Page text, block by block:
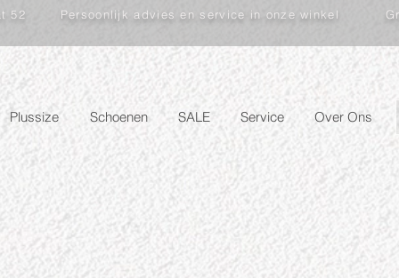
52 Persoonlijk advies en service in onze winkel
Plussize Schoenen SALE Service Over Ons